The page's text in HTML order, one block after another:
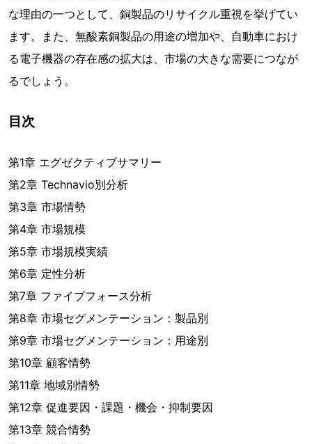
な理由の一つとして、銅製品のリサイクル重視を挙げてい
ます。また、無酸素銅製品の用途の増加や、自動車におけ
る電子機器の存在感の拡大は、市場の大きな需要につなが
るでしょう。
目次
第1章 エグゼクティブサマリー
第2章 Technavio別分析
第3章 市場情勢
第4章 市場規模
第5章 市場規模実績
第6章 定性分析
第7章 ファイブフォース分析
第8章 市場セグメンテーション：製品別
第9章 市場セグメンテーション：用途別
第10章 顧客情勢
第11章 地域別情勢
第12章 促進要因・課題・機会・抑制要因
第13章 競合情勢